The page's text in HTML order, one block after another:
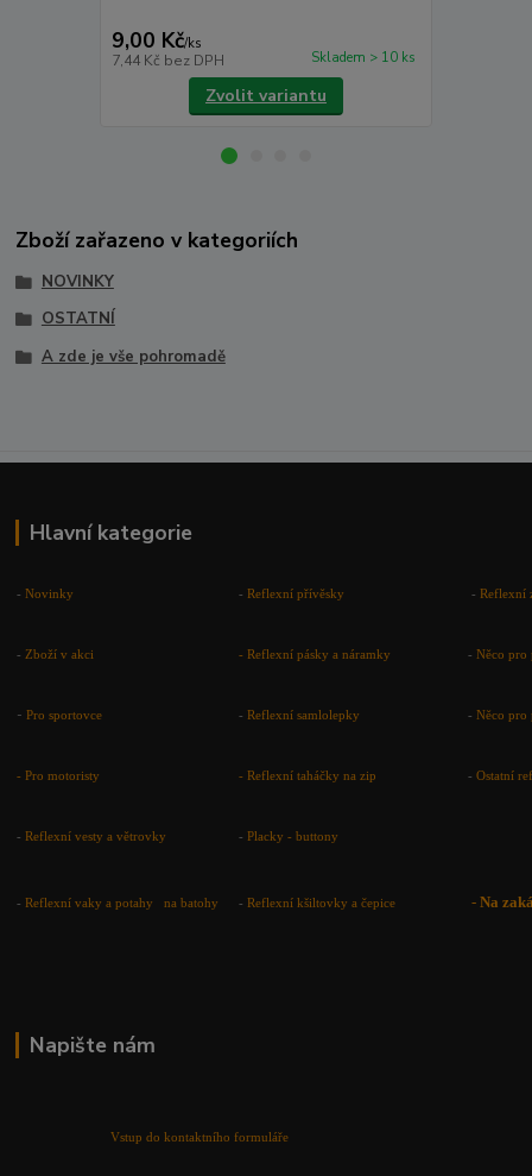
9,00 Kč/ks
7,44 Kč bez DPH Skladem > 10 ks
Zvolit variantu
Zboží zařazeno v kategoriích
NOVINKY
OSTATNÍ
A zde je vše pohromadě
Hlavní kategorie
-Novinky -Reflexní přívěsky -Reflexní
- Zboží v akci -Reflexní pásky a náramky -Něco pro
-Pro sportovce -Reflexní samlolepky -Něco pro
- Pro motoristy -Reflexní taháčky na zip -Ostatní
-Reflexní vesty a větrovky -Placky - buttony
-Reflexní vaky a potahy na batohy -Reflexní kšiltovky a čepice -Na
Napište nám
Vstup do kontaktního formuláře